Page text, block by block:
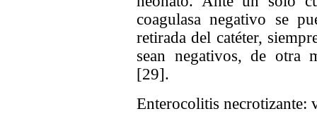
coagulasa negativo se
retirada del catéter,
sean negativos, de otra
[29].
Enterocolitis necrotizante: